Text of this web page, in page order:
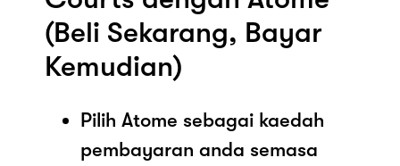
(Beli Sekarang, Bayar
Kemudian)
Pilih Atome sebagai kaedah
pembayaran anda semasa